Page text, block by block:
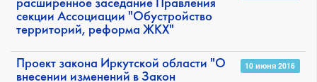
расширенное заседание Правления
секции Ассоциации "Обустройство
территорий, реформа ЖКХ"
Проект закона Иркутской области "О
внесении изменений в Закон
10 июня 2016